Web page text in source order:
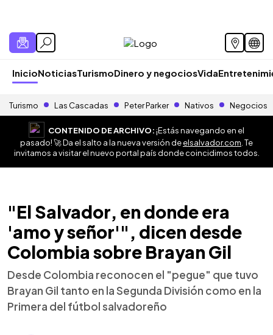
InicioNoticiasTurismoDinero y negociosVida
Turismo Las Cascadas Peter Parker Nativos Negocios
CONTENIDO DE ARCHIVO:¡Estás navegando en el
pasado! 🚀 Da el salto a la nueva versión deelsalvador.com . Te
invitamos a visitar el nuevo portal país donde coincidimos todos.
"El Salvador, en donde era
'amo y señor'", dicen desde
Colombia sobre Brayan Gil
Desde Colombia reconocen el "pegue" que tuvo
Brayan Gil tanto en la Segunda División como en la
Primera del fútbol salvadoreño